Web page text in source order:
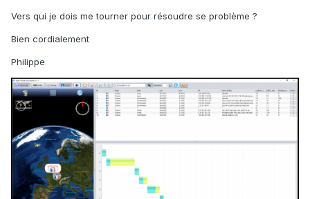
Vers qui je dois me tourner pour résoudre se problème ?
Bien cordialement
Philippe